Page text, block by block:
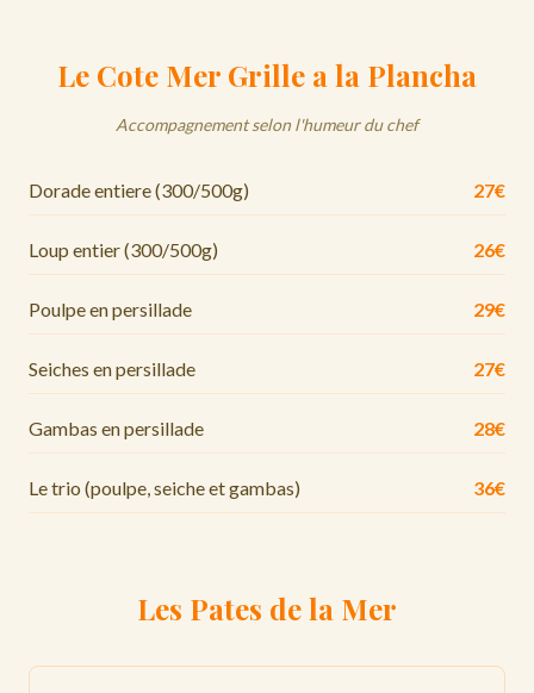
Le Cote Mer Grille a la Plancha
Accompagnement selon l'humeur du chef
Dorade entiere (300/500g) 27€
Loup entier (300/500g) 26€
Poulpe en persillade 29€
Seiches en persillade 27€
Gambas en persillade 28€
Le trio (poulpe, seiche et gambas) 36€
Les Pates de la Mer